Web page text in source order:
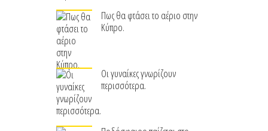
Πως θα φτάσει το αέριο στην
Κύπρο.
Οι γυναίκες γνωρίζουν
περισσότερα.